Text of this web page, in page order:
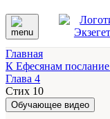
Главная
К Ефесянам
Глава 4
Стих 10
Обучающее видео